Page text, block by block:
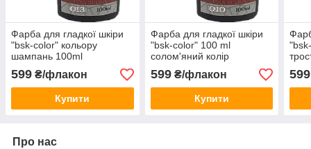
Фарба для гладкої шкіри
"bsk-color" кольору
шампань 100ml
599 ₴/флакон
Купити
Фарба для гладкої шкіри
"bsk-color" 100 ml
солом'яний колір
599₴/флакон
Купити
599
Про нас